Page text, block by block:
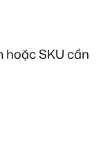
hoặc SKU cần